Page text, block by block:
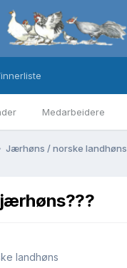
Medarbeidere
Jærhøns / norske landhøns
landhøns